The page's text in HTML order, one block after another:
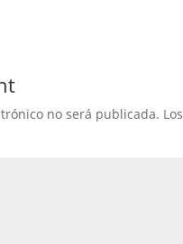
no será publicada.